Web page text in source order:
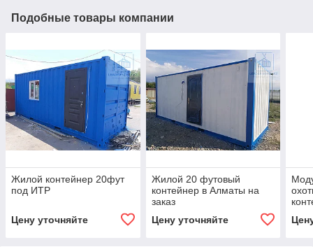
Подобные товары компании
Жилой контейнер 20фут
под ИТР
Цену уточняйте
Жилой 20 футовый
контейнер в Алматы на
заказ
Цену уточняйте